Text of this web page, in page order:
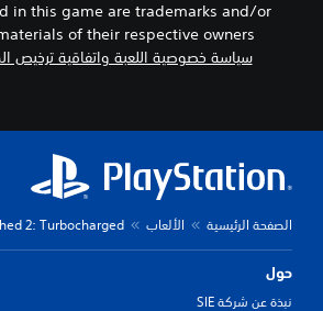
in this game are trademarks and/or
of their respective owners.
سياسة خصوصية اللعبة واتفاقية ترخيص
الصفحة الرئيسية الألعاب 2: Turbocharged
حول
نبذة عن شركة SIE